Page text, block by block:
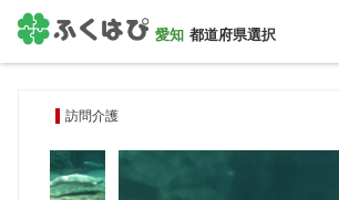
HOME
訪問介護
愛知 都道府県選択